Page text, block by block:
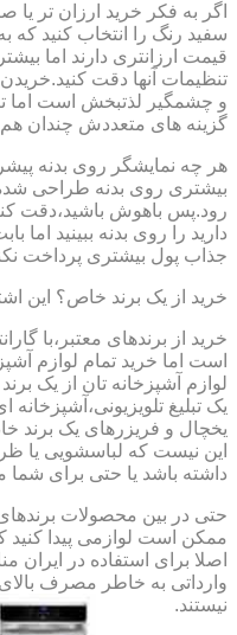
اگر به فکر خرید ارزان تر
قیمت ارزانتری دارند اما
تنظیمات آنها دقت
و چشمگیر لذتبخش است اما
گزینه های متعددش چندان هم
هر چه نمایشگر روی بدنه
بیشتری روی بدنه طراحی
رود.پس باهوش باشید،دقت
دارید را روی بدنه ببینید
جذاب پول بیشتری پرداخت
خرید از یک برند خاص؟ این
خرید از برندهای معتبر،با
است اما خرید تمام لوازم
لوازم آشپزخانه تان از یک
یک تبلیغ
یخچال و فریزرهای یک برند
این نیست که لباسشویی یا
داشته باشد یا حتی برای
حتی در بین محصولات
ممکن است لوازمی پیدا کنید
اصلا برای استفاده در
وارداتی به خاطر مصرف
نیستند.